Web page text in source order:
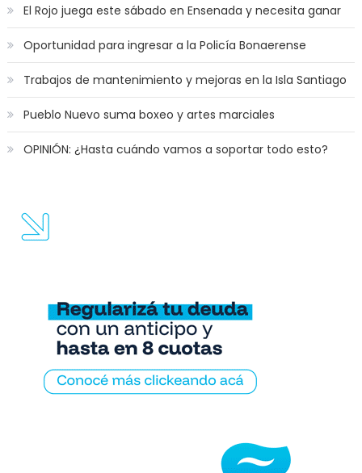
El Rojo juega este sábado en Ensenada y necesita ganar
Oportunidad para ingresar a la Policía Bonaerense
Trabajos de mantenimiento y mejoras en la Isla Santiago
Pueblo Nuevo suma boxeo y artes marciales
OPINIÓN: ¿Hasta cuándo vamos a soportar todo esto?